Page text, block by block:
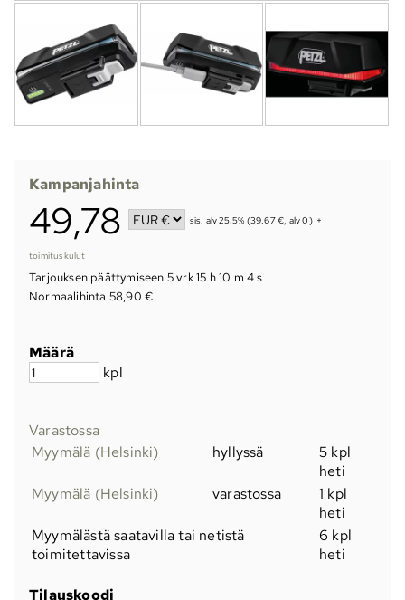
Kampanjahinta
49,78 sis. alv 25.5% (39.67 €, alv 0) +
toimituskulut
Tarjouksen päättymiseen 5 vrk 15 h 10 m 3 s
Normaalihinta 58,90 €
Määrä
kpl
Varastossa
Myymälä (Helsinki)
hyllyssä
5 kpl
heti
Myymälä (Helsinki)
varastossa
1 kpl
heti
Myymälästä saatavilla tai netistä
toimitettavissa
6 kpl
heti
Tilauskoodi